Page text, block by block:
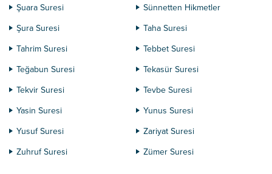
Şuara Suresi
Sünnetten Hikmetler
Şura Suresi
Taha Suresi
Tahrim Suresi
Tebbet Suresi
Teğabun Suresi
Tekasür Suresi
Tekvir Suresi
Tevbe Suresi
Yasin Suresi
Yunus Suresi
Yusuf Suresi
Zariyat Suresi
Zuhruf Suresi
Zümer Suresi